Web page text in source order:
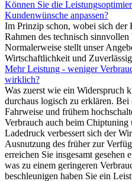
Können Sie die
Kundenwünsche anpassen?
Im Prinzip schon, wobei sich
Rahmen des technisch
Normalerweise stellt unser
Wirtschaftlichkeit und
Mehr Leistung - weniger
wirklich?
Was zuerst wie ein Widerspruch
durchaus logisch zu erklären.
Fahrweise und frühem
Verbrauch auch beim
Ladedruck verbessert sich der
Ausnutzung des früher zur
erreichen Sie insgesamt gesehen
was zu einem geringeren
beschleunigen haben Sie ein